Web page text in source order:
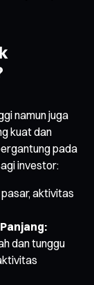
namun juga
kuat dan
pada
investor:
aktivitas
dan tunggu